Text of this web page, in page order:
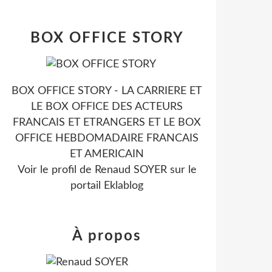
BOX OFFICE STORY
BOX OFFICE STORY - LA CARRIERE ET
LE BOX OFFICE DES ACTEURS
FRANCAIS ET ETRANGERS ET LE BOX
OFFICE HEBDOMADAIRE FRANCAIS
ET AMERICAIN
Voir le profil de Renaud SOYERsur le
portail Eklablog
À propos